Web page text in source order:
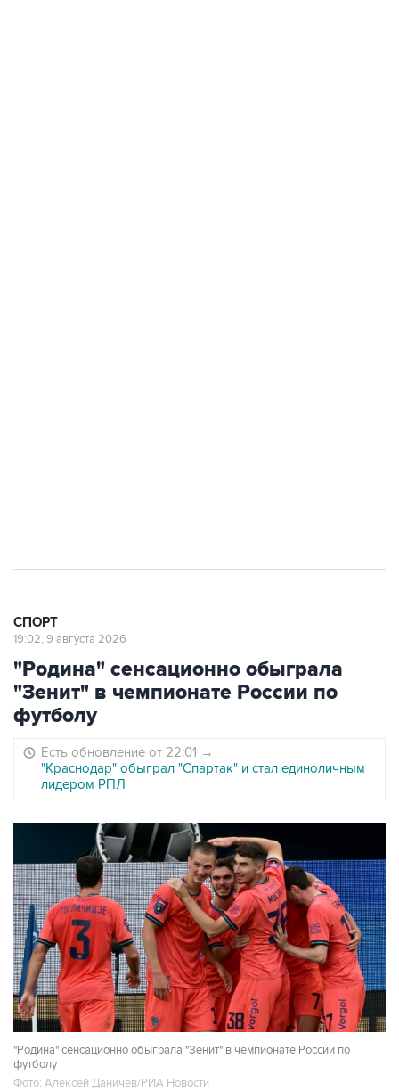
СПОРТ
19:02, 9 августа 2026
"Родина" сенсационно обыграла
"Зенит" в чемпионате России по
футболу
Есть обновление от 22:01 →
"Краснодар" обыграл "Спартак" и стал единоличным
лидером РПЛ
"Родина" сенсационно обыграла "Зенит" в чемпионате России по
футболу
Фото: Алексей Даничев/РИА Новости